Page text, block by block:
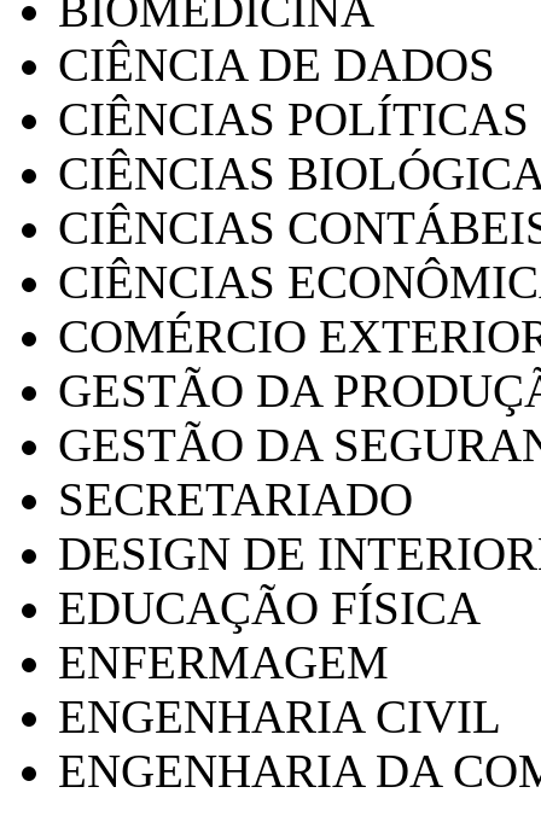
CIÊNCIA DE DADOS
CIÊNCIAS POLÍTICAS
CIÊNCIAS
CIÊNCIAS
CIÊNCIAS
COMÉRCIO
GESTÃO DA
GESTÃO DA
SECRETARIADO
DESIGN DE
EDUCAÇÃO FÍSICA
ENFERMAGEM
ENGENHARIA CIVIL
ENGENHARIA DA